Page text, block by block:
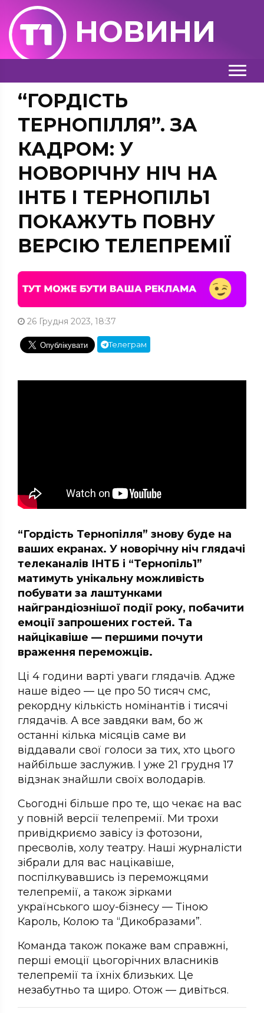
НОВИНИ
“ГОРДІСТЬ
ТЕРНОПІЛЛЯ”. ЗА
КАДРОМ: У
НОВОРІЧНУ НІЧ НА
ІНТБ І ТЕРНОПІЛЬ1
ПОКАЖУТЬ ПОВНУ
ВЕРСІЮ ТЕЛЕПРЕМІЇ
26 Грудня 2023, 18:37
Телеграм
“Гордість Тернопілля” знову буде на
ваших екранах. У новорічну ніч глядачі
телеканалів ІНТБ і “Тернопіль1”
матимуть унікальну можливість
побувати за лаштунками
найграндіознішої події року, побачити
емоції запрошених гостей. Та
найцікавіше — першими почути
враження переможців.
Ці 4 години варті уваги глядачів. Адже
наше відео — це про 50 тисяч смс,
рекордну кількість номінантів і тисячі
глядачів. А все завдяки вам, бо ж
останні кілька місяців саме ви
віддавали свої голоси за тих, хто цього
найбільше заслужив. І уже 21 грудня 17
відзнак знайшли своїх володарів.
Сьогодні більше про те, що чекає на вас
у повній версії телепремії. Ми трохи
привідкриємо завісу із фотозони,
пресволів, холу театру. Наші журналісти
зібрали для вас націкавіше,
поспілкувавшись із переможцями
телепремії, а також зірками
українського шоу-бізнесу — Тіною
Кароль, Колою та “Дикобразами”.
Команда також покаже вам справжні,
перші емоції цьогорічних власників
телепремії та їхніх близьких. Це
незабутньо та щиро. Отож — дивіться.